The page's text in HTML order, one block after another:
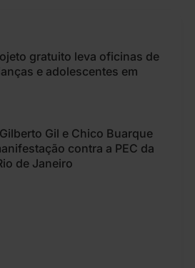
gratuito leva oficinas de
e adolescentes em
Gil e Chico Buarque
contra a PEC da
de Janeiro